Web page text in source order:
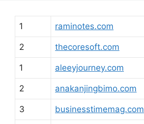
1 raminotes.com
2 thecoresoft.com
1 aleeyjourney.com
2 anakanjingbimo.com
3 businesstimemag.com